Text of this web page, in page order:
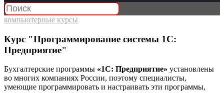
компьютерные курсы
Курс "Программирование системы 1С:
Предприятие"
Бухгалтерские программы «1С: Предприятие» установлены
во многих компаниях России, поэтому специалисты,
умеющие программировать и настраивать эти программы,